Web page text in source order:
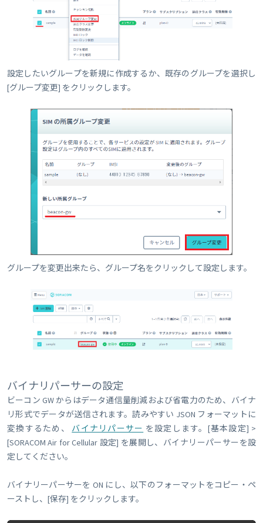
設定したいグループを新規に作成するか、既存のグループを選択し
[グループ変更] をクリックします。
グループを変更出来たら、グループ名をクリックして設定します。
バイナリパーサーの設定
ビーコン GW からはデータ通信量削減および省電力のため、バイナ
リ形式でデータが送信されます。読みやすい JSON フォーマットに
変換するため、
バイナリパーサー を設定します。[基本設定] >
[SORACOM Air for Cellular 設定] を展開し、バイナリーパーサーを設
定してください。
バイナリーパーサーを ON にし、以下のフォーマットをコピー・ペ
ーストし、[保存] をクリックします。